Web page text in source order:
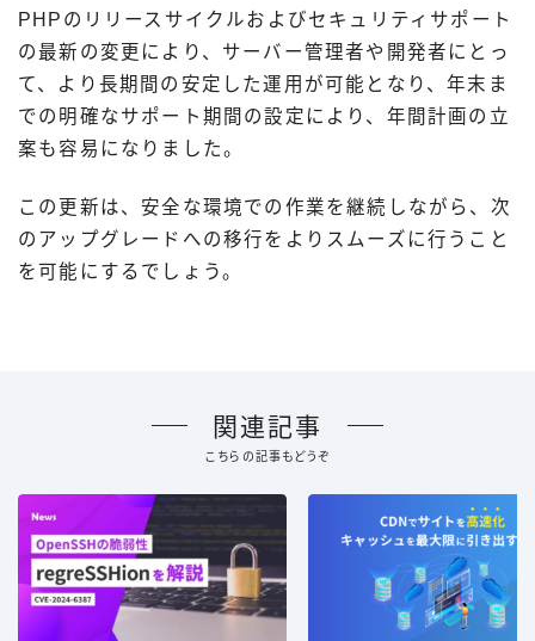
PHPのリリースサイクルおよびセキュリティサポート
の最新の変更により、サーバー管理者や開発者にとっ
て、より長期間の安定した運用が可能となり、年末ま
での明確なサポート期間の設定により、年間計画の立
案も容易になりました。
この更新は、安全な環境での作業を継続しながら、次
のアップグレードへの移行をよりスムーズに行うこと
を可能にするでしょう。
関連記事
こちらの記事もどうぞ